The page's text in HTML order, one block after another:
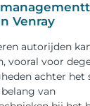
Venray
autorijden
vooral voor
achter het
van